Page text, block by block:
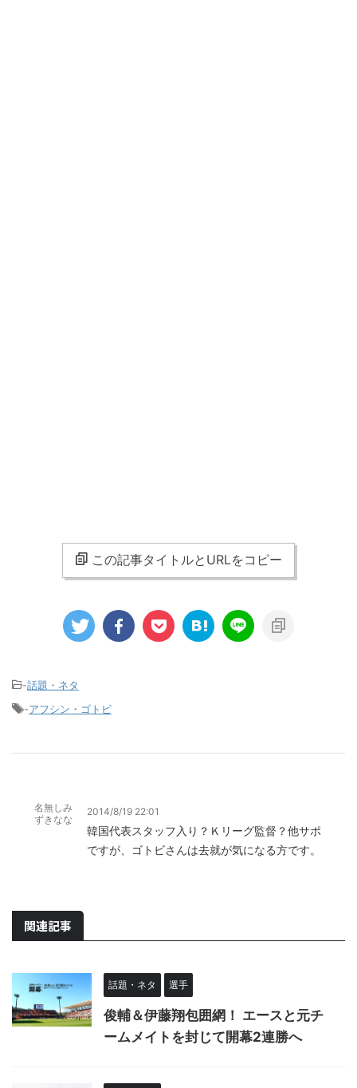
この記事タイトルとURLをコピー
-話題・ネタ
-アフシン・ゴトビ
名無しみ
ずきなな
2014/8/19 22:01
韓国代表スタッフ入り？Ｋリーグ監督？他サポ
ですが、ゴトビさんは去就が気になる方です。
関連記事
話題・ネタ 選手
俊輔＆伊藤翔包囲網！ エースと元チ
ームメイトを封じて開幕2連勝へ